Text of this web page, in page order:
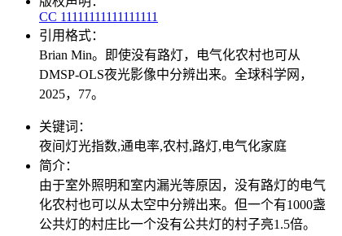
CC 11111111111111111
引用格式：
Brian Min。即使没有路灯，电气化农村也可从
DMSP-OLS夜光影像中分辨出来。全球科学网，
2025，77。
关键词：
夜间灯光指数,通电率,农村,路灯,电气化家庭
简介：
由于室外照明和室内漏光等原因，没有路灯的电气
化农村也可以从太空中分辨出来。但一个有1000盏
公共灯的村庄比一个没有公共灯的村子亮1.5倍。